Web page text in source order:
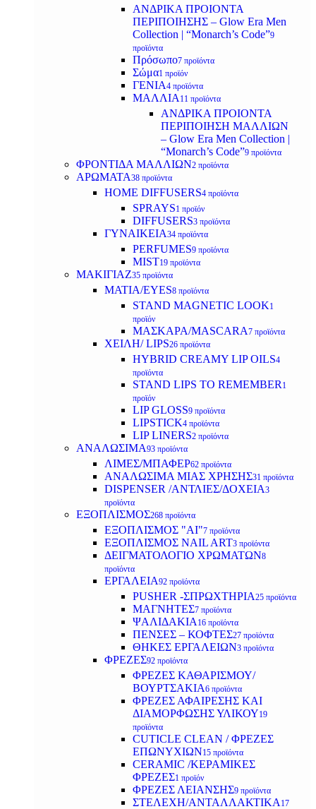
ΑΝΔΡΙΚΑ ΠΡΟΙΟΝΤΑ
ΠΕΡΙΠΟΙΗΣΗΣ – Glow Era Men
Collection | “Monarch’s Code”9
προϊόντα
Πρόσωπο7 προϊόντα
Σώμα1 προϊόν
ΓΕΝΙΑ4 προϊόντα
ΜΑΛΛΙΑ 11 προϊόντα
ΑΝΔΡΙΚΑ ΠΡΟΙΟΝΤΑ
ΠΕΡΙΠΟΙΗΣΗ ΜΑΛΛΙΩΝ
– Glow Era Men Collection |
“Monarch’s Code”9 προϊόντα
ΦΡΟΝΤΙΔΑ ΜΑΛΛΙΩΝ2 προϊόντα
ΑΡΩΜΑΤΑ38 προϊόντα
HOME DIFFUSERS4 προϊόντα
SPRAYS1 προϊόν
DIFFUSERS3 προϊόντα
ΓΥΝΑΙΚΕΙΑ34 προϊόντα
PERFUMES9 προϊόντα
MIST19 προϊόντα
ΜΑΚΙΓΙΑΖ35 προϊόντα
ΜΑΤΙΑ/EYES8 προϊόντα
STAND MAGNETIC LOOK1
προϊόν
ΜΑΣΚΑΡΑ/MASCARA7 προϊόντα
ΧΕΙΛΗ/ LIPS26 προϊόντα
HYBRID CREAMY LIP OILS4
προϊόντα
STAND LIPS TO REMEMBER 1
προϊόν
LIP GLOSS9 προϊόντα
LIPSTICK4 προϊόντα
LIP LINERS2 προϊόντα
ΑΝΑΛΩΣΙΜΑ93 προϊόντα
ΛΙΜΕΣ/ΜΠΑΦΕΡ62 προϊόντα
ΑΝΑΛΩΣΙΜΑ ΜΙΑΣ ΧΡΗΣΗΣ31 προϊόντα
DISPENSER /ΑΝΤΛΙΕΣ/ΔΟΧΕΙΑ3
προϊόντα
ΕΞΟΠΛΙΣΜΟΣ268 προϊόντα
ΕΞΟΠΛΙΣΜΟΣ "AI"7 προϊόντα
ΕΞΟΠΛΙΣΜΟΣ NAIL ART3 προϊόντα
ΔΕΙΓΜΑΤΟΛΟΓΙΟ ΧΡΩΜΑΤΩΝ8
προϊόντα
ΕΡΓΑΛΕΙΑ92 προϊόντα
PUSHER -ΣΠΡΩΧΤΗΡΙΑ25 προϊόντα
ΜΑΓΝΗΤΕΣ7 προϊόντα
ΨΑΛΙΔΑΚΙΑ 16 προϊόντα
ΠΕΝΣΕΣ – ΚΟΦΤΕΣ27 προϊόντα
ΘΗΚΕΣ ΕΡΓΑΛΕΙΩΝ3 προϊόντα
ΦΡΕΖΕΣ92 προϊόντα
ΦΡΕΖΕΣ ΚΑΘΑΡΙΣΜΟΥ/
ΒΟΥΡΤΣΑΚΙΑ6 προϊόντα
ΦΡΕΖΕΣ ΑΦΑΙΡΕΣΗΣ ΚΑΙ
ΔΙΑΜΟΡΦΩΣΗΣ ΥΛΙΚΟΥ19
προϊόντα
CUTICLE CLEAN / ΦΡΕΖΕΣ
ΕΠΩΝΥΧΙΩΝ15 προϊόντα
CERAMIC /ΚΕΡΑΜΙΚΕΣ
ΦΡΕΖΕΣ1 προϊόν
ΦΡΕΖΕΣ ΛΕΙΑΝΣΗΣ9 προϊόντα
ΣΤΕΛΕΧΗ/ΑΝΤΑΛΛΑΚΤΙΚΑ 17